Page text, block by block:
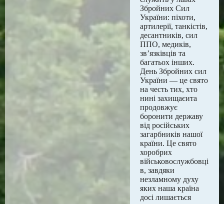
Збройних Сил
України: піхоти,
артилерії, танкістів,
десантників, сил
ППО, медиків,
зв’язківців та
багатьох інших.
День Збройних сил
України — це свято
на честь тих, хто
нині захищаєита
продовжує
боронити державу
від російських
загарбників нашої
країни. Це свято
хоробрих
військовослужбовці
в, завдяки
незламному духу
яких наша країна
досі лишається